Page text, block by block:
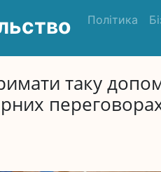
Політика
таку